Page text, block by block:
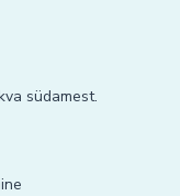
südamest.